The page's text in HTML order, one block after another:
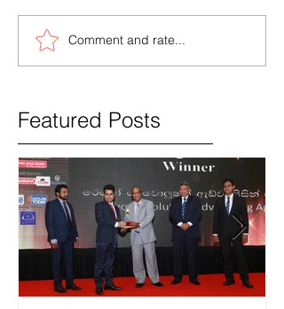
Comment and rate...
Featured Posts